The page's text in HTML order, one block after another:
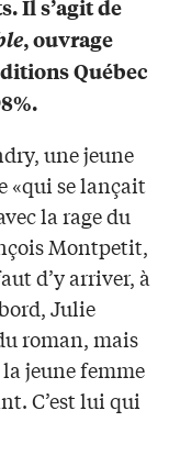
Il s’agit de
, ouvrage
Québec
une jeune
«qui se lançait
la rage du
Montpetit,
d’y arriver, à
Julie
roman, mais
jeune femme
C’est lui qui